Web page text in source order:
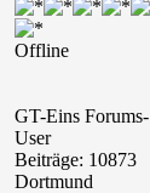
Offline
GT-Eins Forums-
User
Beiträge: 10873
Dortmund